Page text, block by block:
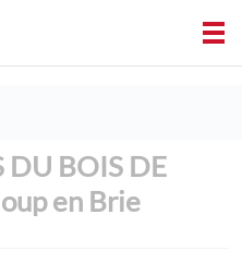
DU BOIS DE
en Brie